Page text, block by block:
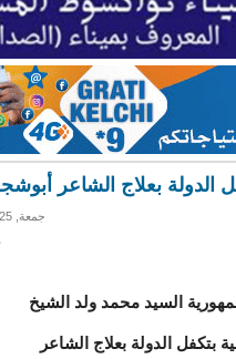
الدولة بعلاج الشاعر
جمعة, 02/21/2025 - 10:24
السيد محمد ولد الشيخ
بتكفل الدولة بعلاج الشاعر